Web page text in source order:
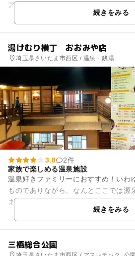
アッセンブル大宮ではパデルコート３
続きをみる
湯けむり横丁 おおみや店
埼玉県さいたま市西区 / 温泉・銭湯
3.8
2件
家族で楽しめる温泉施設
温泉好きファミリーにおすすめ！いわ
ものでありながら、なんとここでは源
ま三橋温泉）が楽しめてしまうんです
呂に親子ともども大興奮...続きをみる
三橋総合公園